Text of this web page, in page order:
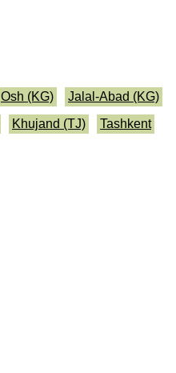
Osh (KG)
Jalal-Abad (KG)
Khujand (TJ)
Tashkent